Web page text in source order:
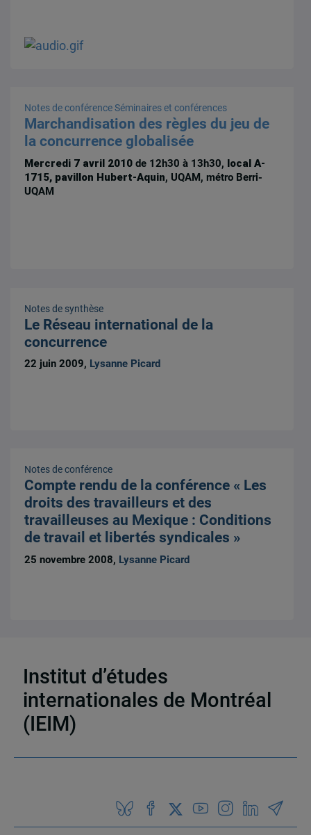
Notes de conférenceSéminaires et conférences
Marchandisation des règles du jeu de
la concurrence globalisée
Mercredi 7 avril 2010 de 12h30 à 13h30, local A-
1715, pavillon Hubert-Aquin, UQAM, métro Berri-
UQAM
Notes de synthèse
Le Réseau international de la
concurrence
22 juin 2009, Lysanne Picard
Notes de conférence
Compte rendu de la conférence « Les
droits des travailleurs et des
travailleuses au Mexique : Conditions
de travail et libertés syndicales »
25 novembre 2008, Lysanne Picard
6 résultats
Institut d’études
internationales de Montréal
(IEIM)